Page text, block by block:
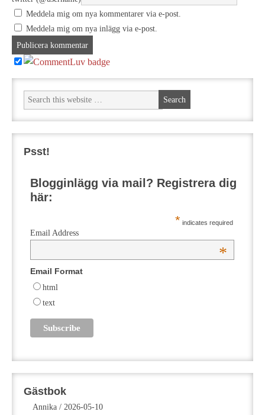
Meddela mig om nya kommentarer via e-post.
Meddela mig om nya inlägg via e-post.
Psst!
Blogginlägg via mail? Registrera dig
här:
* indicates required
Email Address
*
Email Format
html
text
Gästbok
Annika / 2026-05-10